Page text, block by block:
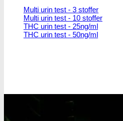
Multi urin test - 3 stoffer
Multi urin test - 10 stoffer
THC urin test - 25ng/ml
THC urin test - 50ng/ml